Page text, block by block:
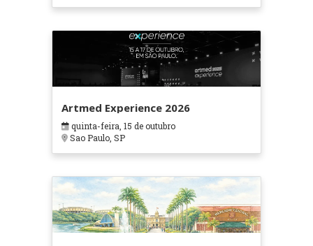
Artmed Experience 2026
quinta-feira, 15 de outubro
Sao Paulo, SP